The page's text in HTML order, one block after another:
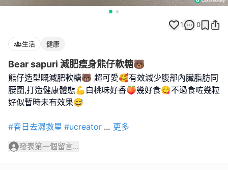
1 0
生活 健康
Bear sapuri 減肥瘦身熊仔軟糖🐻
熊仔造型嘅減肥軟糖🐻 超可愛🥰有效減少腹部內臟脂肪同
腰圍,打造健康體態💪白桃味好香🍑幾好食😋不過食咗幾粒
好似暫時未有效果😅
#春日去濕救星 #ucreator ... 更多
發表第一個留言...